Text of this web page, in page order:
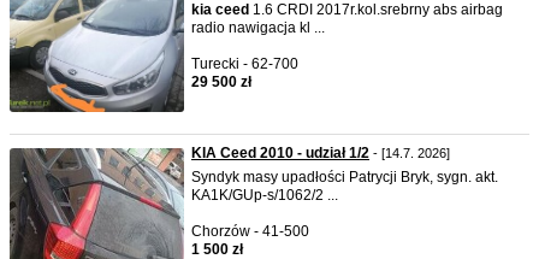
kia ceed 1.6 CRDI 2017r.kol.srebrny abs airbag
radio nawigacja kl ...
Turecki - 62-700
29 500 zł
KIA Ceed 2010 - udział 1/2 - [14.7. 2026]
Syndyk masy upadłości Patrycji Bryk, sygn. akt.
KA1K/GUp-s/1062/2 ...
Chorzów - 41-500
1 500 zł